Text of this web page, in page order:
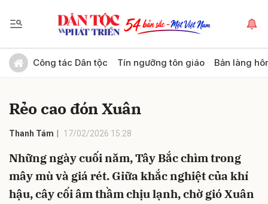
Công tác Dân tộc Tín ngưỡng tôn giáo Bản làng
Rẻo cao đón Xuân
Thanh Tám 17/02/2026 15:28
Những ngày cuối năm, Tây Bắc chìm trong
mây mù và giá rét. Giữa khắc nghiệt của khí
hậu, cây cối âm thầm chịu lạnh, chờ gió Xuân
Gửi bình luận
Hủy Gửi